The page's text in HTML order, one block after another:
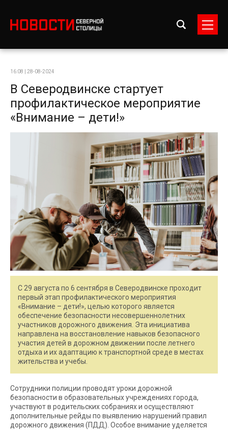
16:08 | 28-08-2024
В Северодвинске стартует
профилактическое мероприятие
«Внимание – дети!»
С 29 августа по 6 сентября в Северодвинске проходит
первый этап профилактического мероприятия
«Внимание – дети!», целью которого является
обеспечение безопасности несовершеннолетних
участников дорожного движения. Эта инициатива
направлена на восстановление навыков безопасного
участия детей в дорожном движении после летнего
отдыха и их адаптацию к транспортной среде в местах
жительства и учебы.
Сотрудники полиции проводят уроки дорожной
безопасности в образовательных учреждениях города,
участвуют в родительских собраниях и осуществляют
дополнительные рейды по выявлению нарушений правил
дорожного движения (ПДД). Особое внимание уделяется